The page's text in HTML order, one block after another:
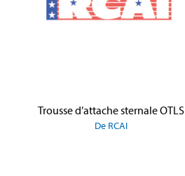
Trousse d’attache sternale OTLS
De RCAI